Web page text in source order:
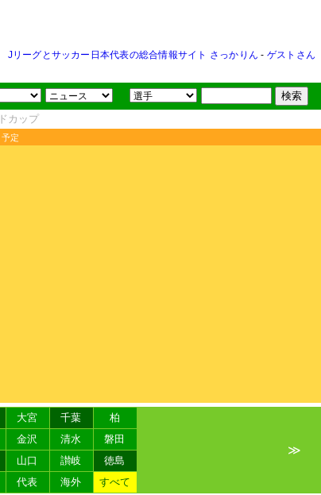
Jリーグとサッカー日本代表の総合情報サイト さっかりん - ゲストさん
カップ
予定
大宮 千葉
柏
金沢 清水
磐田
山口 讃岐
徳島
代表 海外 すべて
≫